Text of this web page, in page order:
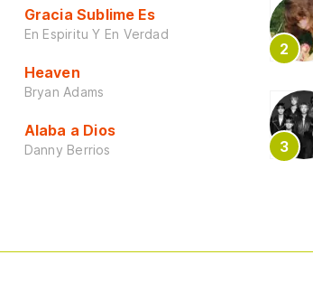
Gracia Sublime Es
En Espiritu Y En Verdad
Heaven
Bryan Adams
Alaba a Dios
Danny Berrios